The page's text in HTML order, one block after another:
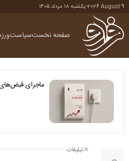
2026 August 9
-یکشنبه ۱۸ مرداد ۱۴۰۵
صفحه نخستسیاست
ماجرای
تبلیغات